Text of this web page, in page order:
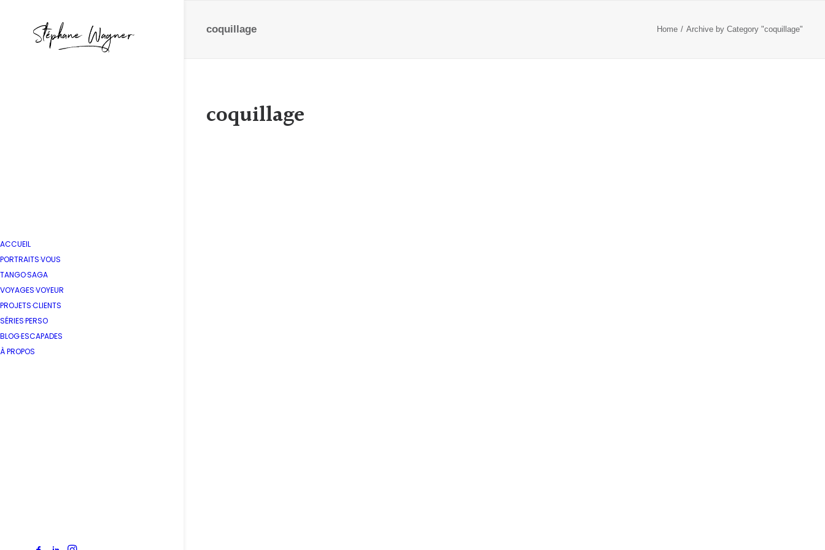
ACCUEIL
PORTRAITS·VOUS
TANGO·SAGA
VOYAGES·VOYEUR
PROJETS·CLIENTS
SÉRIES·PERSO
BLOG·ESCAPADES
À PROPOS
coquillage Home Archive by Category "coquillage"
coquillage